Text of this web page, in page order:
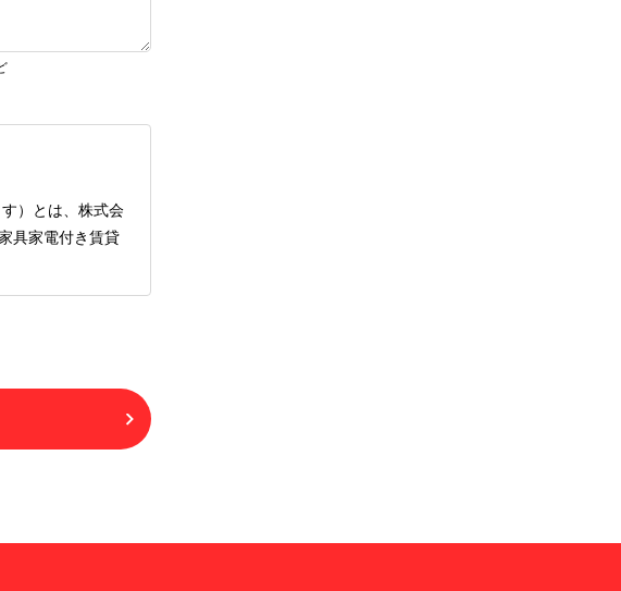
）とは、株式会
具家電付き賃貸
す）は、本サー
、本サービスを